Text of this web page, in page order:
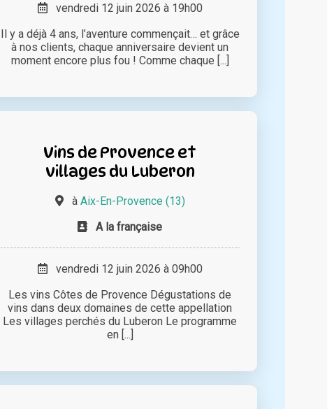
vendredi 12 juin 2026 à 19h00
Il y a déjà 4 ans, l’aventure commençait… et grâce
à nos clients, chaque anniversaire devient un
moment encore plus fou ! Comme chaque [...]
Vins de Provence et
villages du Luberon
à Aix-En-Provence (13)
A la française
vendredi 12 juin 2026 à 09h00
Les vins Côtes de Provence Dégustations de
vins dans deux domaines de cette appellation
Les villages perchés du Luberon Le programme
en [...]